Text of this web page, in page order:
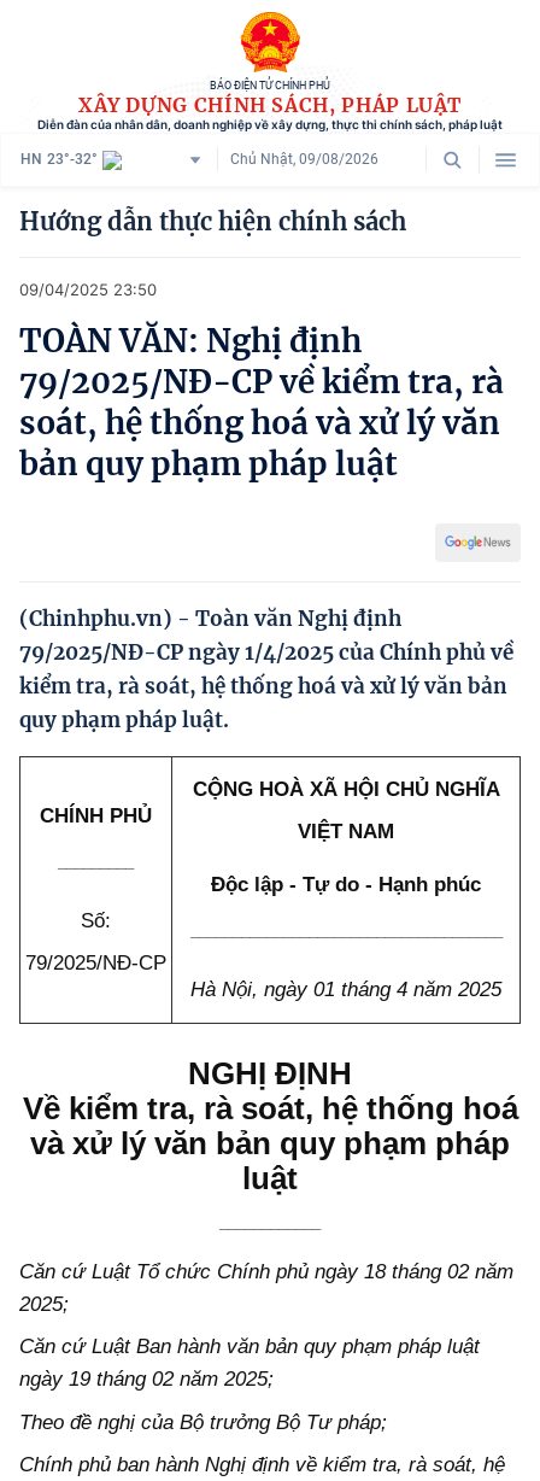
BÁO ĐIỆN TỬ CHÍNH PHỦ
XÂY DỰNG CHÍNH SÁCH, PHÁP LUẬT
Diễn đàn của nhân dân, doanh nghiệp về xây dựng, thực thi chính sách, pháp luật
HN 23°-32° Chủ Nhật, 09/08/2026
Danh mục
Tham vấn chính sách
Người dân góp ý
Doanh nghiệp hiến kế
Phát triển kinh tế tư nhân và doanh nghiệp dân tộc
Ocop và chuỗi giá trị Nông sản
Kinh tế tư nhân
Doanh nghiệp dân tộc
Hướng dẫn thực hiện chính sách
09/04/2025 23:50
TOÀN VĂN: Nghị định
79/2025/NĐ-CP về kiểm tra, rà
soát, hệ thống hoá và xử lý văn
bản quy phạm pháp luật
(Chinhphu.vn) - Toàn văn Nghị định
79/2025/NĐ-CP ngày 1/4/2025 của Chính phủ về
kiểm tra, rà soát, hệ thống hoá và xử lý văn bản
quy phạm pháp luật.
CHÍNH PHỦ
Số:
79/2025/NĐ-CP
CỘNG HOÀ XÃ HỘI CHỦ NGHĨA
VIỆT NAM
Độc lập - Tự do - Hạnh phúc
Hà Nội, ngày 01 tháng 4 năm 2025
NGHỊ ĐỊNH
Về kiểm tra, rà soát, hệ thống hoá
và xử lý văn bản quy phạm pháp
luật
Căn cứ Luật Tổ chức Chính phủ ngày 18tháng 02năm
2025;
Căn cứ Luật Ban hành văn bản quy phạm pháp luật
ngày 19 tháng 02năm 2025;
Theo đề nghị của Bộ trưởng Bộ Tư pháp;
Chính phủ ban hành Nghị định về kiểm tra, rà soát, hệ